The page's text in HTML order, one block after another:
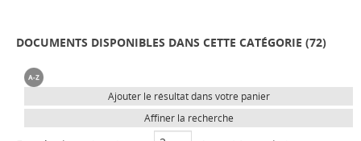
DOCUMENTS DISPONIBLES DANS CETTE CATÉGORIE (72)
Ajouter le résultat dans votre panier
Affiner la recherche